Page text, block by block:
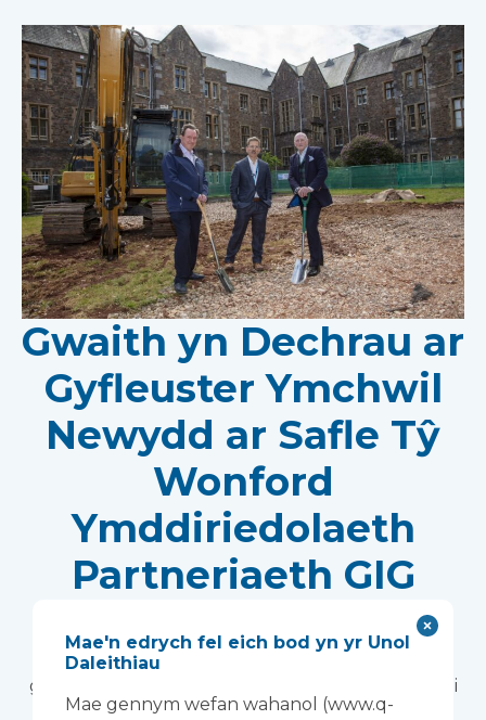
Gwaith yn Dechrau ar
Gyfleuster Ymchwil
Newydd ar Safle Tŷ
Wonford
Ymddiriedolaeth
Partneriaeth GIG
Dyfnaint
Bydd adeiladu modiwlaidd yn cyflymu'r broses o
gyflwyno cyfleuster ymchwil arloesol sy'n cefnogi
datblygiad triniaethau iechyd meddwl newydd.
Mae'n edrych fel eich bod yn yr Unol
Daleithiau
Mae gennym wefan wahanol (www.q-